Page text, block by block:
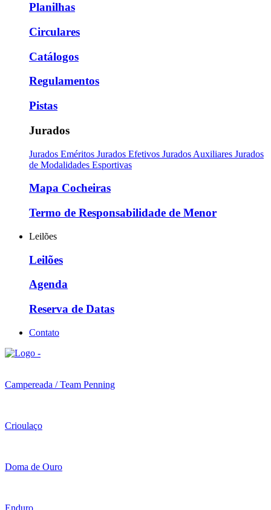
Planilhas
Circulares
Catálogos
Regulamentos
Pistas
Jurados
Jurados Eméritos Jurados Efetivos Jurados Auxiliares Jurados
de Modalidades Esportivas
Mapa Cocheiras
Termo de Responsabilidade de Menor
Leilões
Leilões
Agenda
Reserva de Datas
Contato
Campereada / Team Penning
Crioulaço
Doma de Ouro
Enduro